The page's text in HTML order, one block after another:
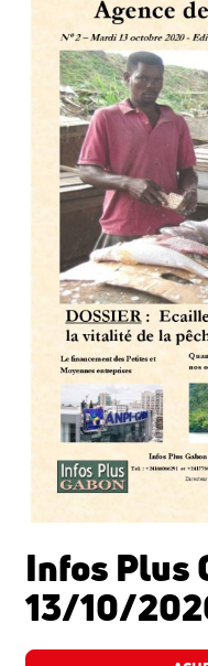
Infos Plus
13/10/